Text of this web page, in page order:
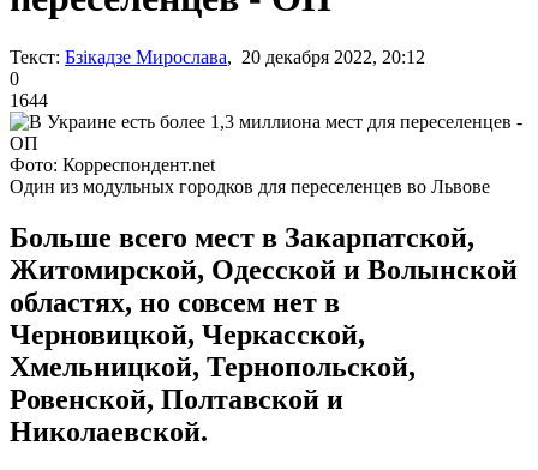
Текст: Бзікадзе Мирослава, 20 декабря 2022, 20:12
0
1644
Фото: Корреспондент.net
Один из модульных городков для переселенцев во Львове
Больше всего мест в Закарпатской,
Житомирской, Одесской и Волынской
областях, но совсем нет в
Черновицкой, Черкасской,
Хмельницкой, Тернопольской,
Ровенской, Полтавской и
Николаевской.